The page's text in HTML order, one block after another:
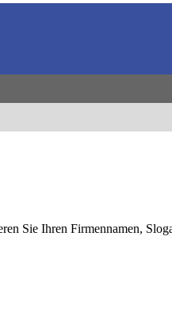
Sie Ihren Firmennamen,